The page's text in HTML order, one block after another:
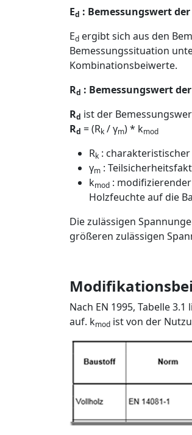
Ed : Bemessungswert
Ed ergibt sich aus den
Bemessungssituation
Kombinationsbeiwerte.
Rd : Bemessungswert
Rd ist der
Rd = (Rk / γm) * kmod
Rk :
γm :
kmod :
Holzfeuchte auf die
Die zulässigen
größeren zulässigen
Nach EN 1995, Tabelle
auf. kmod ist von der